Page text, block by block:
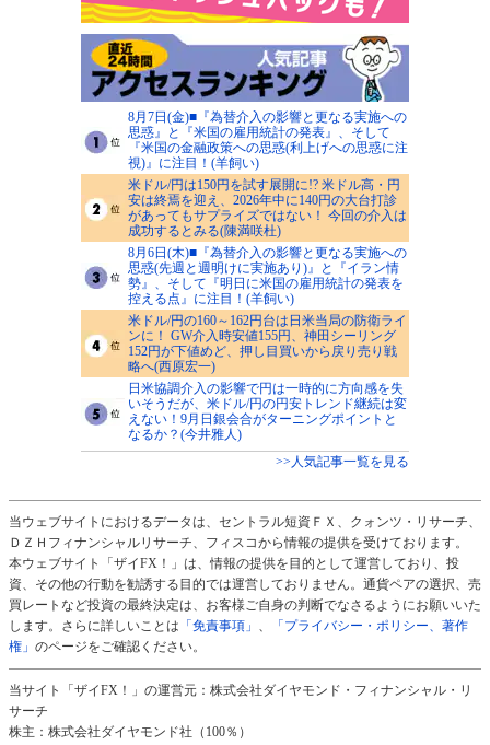
8月7日(金)■『為替介入の影響と更なる実施への
思惑』と『米国の雇用統計の発表』、そして
『米国の金融政策への思惑(利上げへの思惑に注
視)』に注目！(羊飼い)
米ドル/円は150円を試す展開に!? 米ドル高・円
安は終焉を迎え、2026年中に140円の大台打診
があってもサプライズではない！ 今回の介入は
成功するとみる(陳満咲杜)
8月6日(木)■『為替介入の影響と更なる実施への
思惑(先週と週明けに実施あり)』と『イラン情
勢』、そして『明日に米国の雇用統計の発表を
控える点』に注目！(羊飼い)
米ドル/円の160～162円台は日米当局の防衛ライ
ンに！ GW介入時安値155円、神田シーリング
152円が下値めど、押し目買いから戻り売り戦
略へ(西原宏一)
日米協調介入の影響で円は一時的に方向感を失
いそうだが、米ドル/円の円安トレンド継続は変
えない！9月日銀会合がターニングポイントと
なるか？(今井雅人)
>>人気記事一覧を見る
当ウェブサイトにおけるデータは、セントラル短資ＦＸ、クォンツ・リサーチ、
ＤＺＨフィナンシャルリサーチ、フィスコから情報の提供を受けております。
本ウェブサイト「ザイFX！」は、情報の提供を目的として運営しており、投
資、その他の行動を勧誘する目的では運営しておりません。通貨ペアの選択、売
買レートなど投資の最終決定は、お客様ご自身の判断でなさるようにお願いいた
します。さらに詳しいことは 「免責事項」 、
「プライバシー・ポリシー、著作
権」 のページをご確認ください。
当サイト「ザイFX！」の運営元：株式会社ダイヤモンド・フィナンシャル・リ
サーチ
株主：株式会社ダイヤモンド社（100％）